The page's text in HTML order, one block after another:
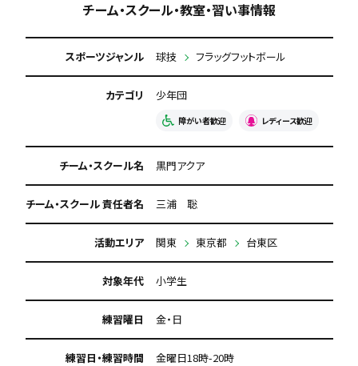
チーム・スクール・教室・習い事情報
スポーツジャンル 球技 フラッグフットボール
カテゴリ 少年団
障がい者歓迎 レディース歓迎
チーム・スクール名 黒門アクア
チーム・スクール 責任者名 三浦 聡
活動エリア 関東 東京都 台東区
対象年代 小学生
練習曜日 金・日
練習日・練習時間
金曜日18時-20時